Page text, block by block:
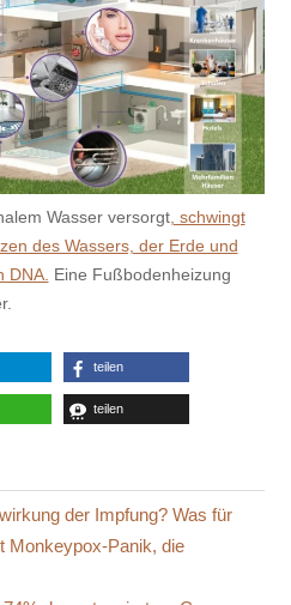
Wasser versorgt, schwingt
des Wassers, der Erde und
DNA. Eine Fußbodenheizung
teilen
teilen
der Impfung? Was für
Monkeypox-Panik, die